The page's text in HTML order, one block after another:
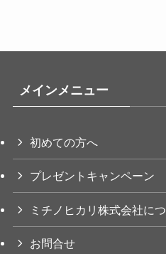
メインメニュー
初めての方へ
プレゼントキャンペーン
ミチノヒカリ株式会社に
お問合せ